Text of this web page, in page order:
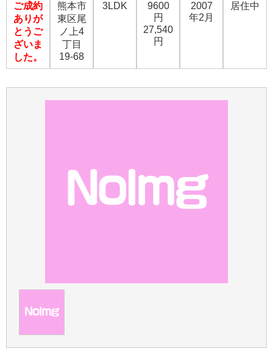
ご成約
ありが
とうご
ざいま
した。
熊本市
東区尾
ノ上4
丁目
19-68
3LDK
9600
円
27,540
円
2007
年2月
居住中